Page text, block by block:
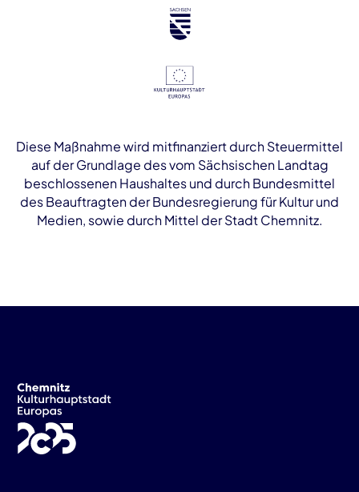
Diese Maßnahme wird mitfinanziert durch Steuermittel
auf der Grundlage des vom Sächsischen Landtag
beschlossenen Haushaltes und durch Bundesmittel
des Beauftragten der Bundesregierung für Kultur und
Medien, sowie durch Mittel der Stadt Chemnitz.